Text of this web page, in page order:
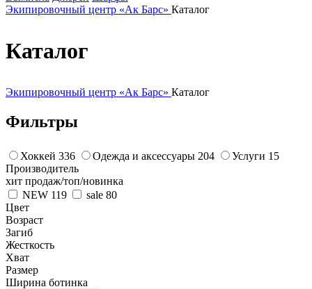
Экипировочный центр «Ак Барс» Каталог
Каталог
Экипировочный центр «Ак Барс» Каталог
Фильтры
Хоккей 336 Одежда и аксессуары 204 Услуги 15
Производитель
хит продаж/топ/новинка
NEW 119 sale 80
Цвет
Возраст
Загиб
Жесткость
Хват
Размер
Ширина ботинка